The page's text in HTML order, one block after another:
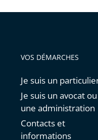
VOS DÉMARCHES
Je suis un
Je suis un avocat ou
une administration
Contacts et
informations